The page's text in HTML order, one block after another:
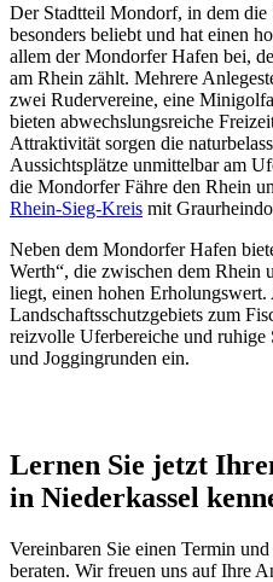
Der Stadtteil Mondorf, in dem die
besonders beliebt und hat einen
allem der Mondorfer Hafen bei,
am Rhein zählt. Mehrere
zwei Rudervereine, eine
bieten abwechslungsreiche
Attraktivität sorgen die
Aussichtsplätze unmittelbar am
die Mondorfer Fähre den Rhein
Rhein-Sieg-Kreis mit
Neben dem Mondorfer Hafen
Werth“, die zwischen dem Rhein
liegt, einen hohen
Landschaftsschutzgebiets zum
reizvolle Uferbereiche und ruhige
und Joggingrunden ein.
Lernen Sie jetzt
in Niederkassel
Vereinbaren Sie einen Termin
beraten. Wir freuen uns auf Ihre